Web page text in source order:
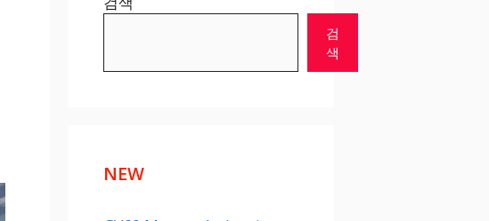
검
색
NEW